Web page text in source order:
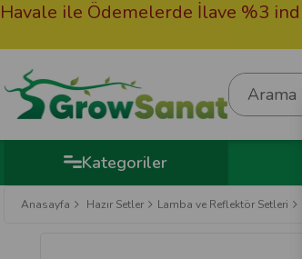
ile Ödemelerde İlave %3 indirim
Kategoriler
Anasayfa Hazır Setler Lamba ve Reflektör Setleri